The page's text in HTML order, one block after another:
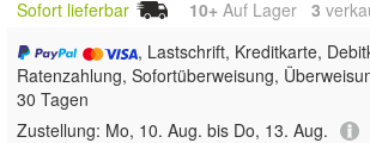
Sofort lieferbar 10+ Auf Lager 3
, Lastschrift, Kreditkarte,
Ratenzahlung, Sofortüberweisung,
30 Tagen
Zustellung: Mo, 10. Aug. bis Do, 13. Aug.